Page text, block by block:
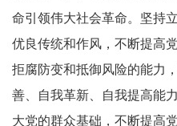
命引领伟大社会革命。坚持
优良传统和作风，不断提高
拒腐防变和抵御风险的能力
善、自我革新、自我提高能
大党的群众基础，不断提高